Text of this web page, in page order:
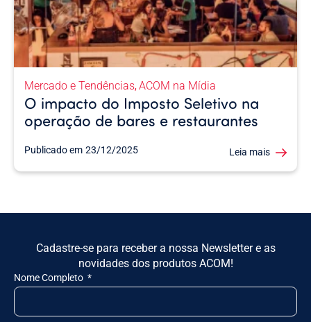
Mercado e Tendências,ACOM na Mídia
O impacto do Imposto Seletivo na
operação de bares e restaurantes
Publicado em 23/12/2025 Leia mais
Cadastre-se para receber a nossa Newsletter e as
novidades dos produtos ACOM!
Nome Completo